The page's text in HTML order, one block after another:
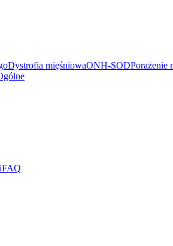
Dystrofia mięśniowaONH-SODPorażenie
FAQ